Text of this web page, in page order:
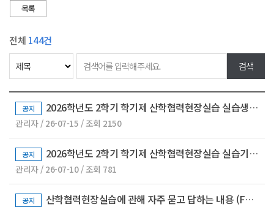
목록
전체 144건
공지 2026학년도 2학기 학기제 산학협력현장실습 실습생 모집 안내
관리자 / 26-07-15 / 조회 2150
공지 2026학년도 2학기 학기제 산학협력현장실습 실습기업(관) 모집 안내
관리자 / 26-07-10 / 조회 781
공지 산학협력현장실습에 관해 자주 묻고 답하는 내용 (FAQ)